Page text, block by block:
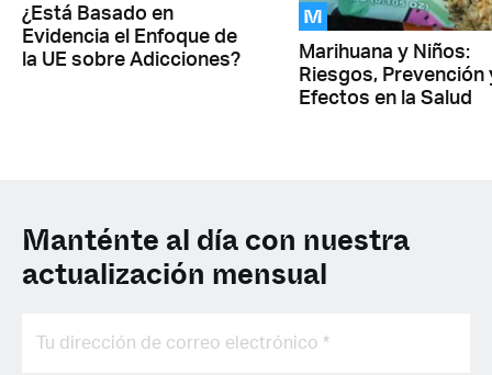
¿Está Basado en
Evidencia el Enfoque de
la UE sobre Adicciones?
M
Marihuana y Niños:
Riesgos, Prevención
Efectos en la Salud
Manténte al día con nuestra
actualización mensual